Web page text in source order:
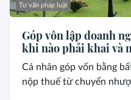
Tư vấn pháp luật
Góp vốn lập doanh
khi nào phải khai và
Cá nhân góp vốn bằng
nộp thuế từ chuyển